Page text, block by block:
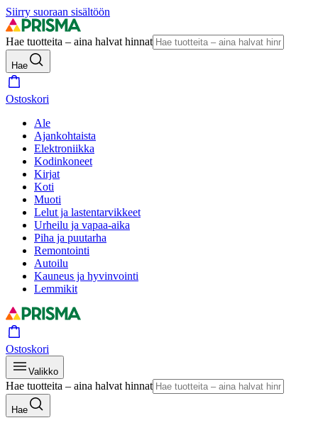
Siirry suoraan sisältöön
Hae tuotteita – aina halvat hinnat
Hae
Ostoskori
Ale
Ajankohtaista
Elektroniikka
Kodinkoneet
Kirjat
Koti
Muoti
Lelut ja lastentarvikkeet
Urheilu ja vapaa-aika
Piha ja puutarha
Remontointi
Autoilu
Kauneus ja hyvinvointi
Lemmikit
Ostoskori
Valikko
Hae tuotteita – aina halvat hinnat
Hae